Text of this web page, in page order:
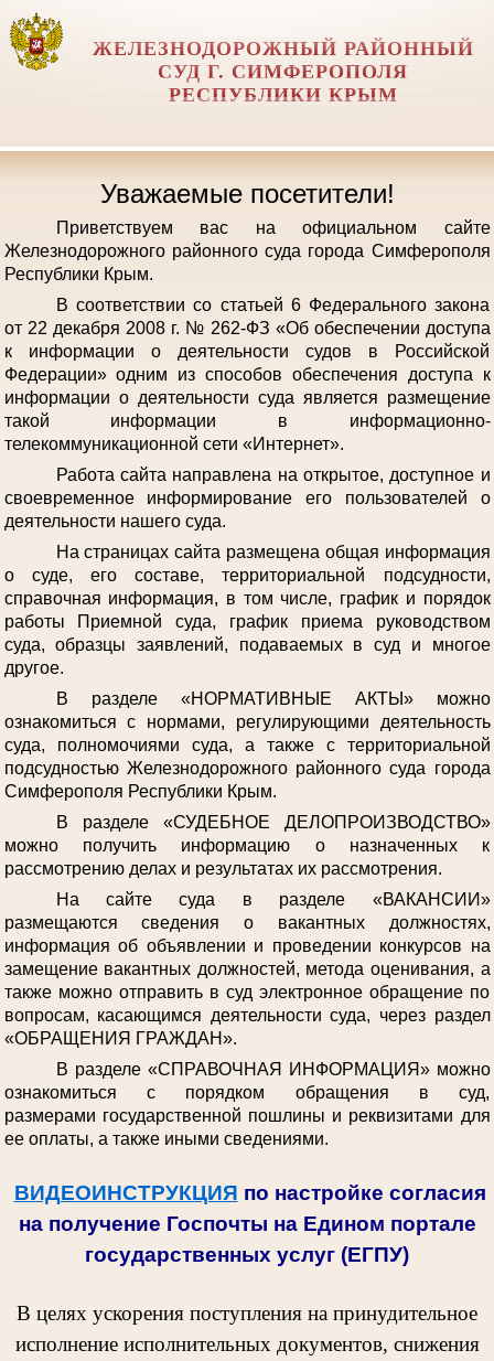
ЖЕЛЕЗНОДОРОЖНЫЙ РАЙОННЫЙ
СУД Г. СИМФЕРОПОЛЯ
РЕСПУБЛИКИ КРЫМ
Уважаемые посетители!
Приветствуем вас на официальном сайте
Железнодорожного районного суда города Симферополя
Республики Крым.
В соответствии со статьей 6 Федерального закона
от 22 декабря 2008 г. № 262-ФЗ «Об обеспечении доступа
к информации о деятельности судов в Российской
Федерации» одним из способов обеспечения доступа к
информации о деятельности суда является размещение
такой информации в информационно-
телекоммуникационной сети «Интернет».
Работа сайта направлена на открытое, доступное и
своевременное информирование его пользователей о
деятельности нашего суда.
На страницах сайта размещена общая информация
о суде, его составе, территориальной подсудности,
справочная информация, в том числе, график и порядок
работы Приемной суда, график приема руководством
суда, образцы заявлений, подаваемых в суд и многое
другое.
В разделе «НОРМАТИВНЫЕ АКТЫ» можно
ознакомиться с нормами, регулирующими деятельность
суда, полномочиями суда, а также с территориальной
подсудностью Железнодорожного районного суда города
Симферополя Республики Крым.
В разделе «СУДЕБНОЕ ДЕЛОПРОИЗВОДСТВО»
можно получить информацию о назначенных к
рассмотрению делах и результатах их рассмотрения.
На сайте суда в разделе «ВАКАНСИИ»
размещаются сведения о вакантных должностях,
информация об объявлении и проведении конкурсов на
замещение вакантных должностей, метода оценивания, а
также можно отправить в суд электронное обращение по
вопросам, касающимся деятельности суда, через раздел
«ОБРАЩЕНИЯ ГРАЖДАН».
В разделе «СПРАВОЧНАЯ ИНФОРМАЦИЯ» можно
ознакомиться с порядком обращения в суд,
размерами государственной пошлины и реквизитами для
ее оплаты, а также иными сведениями.
ВИДЕОИНСТРУКЦИЯ по настройке согласия
на получение Госпочты на Едином портале
государственных услуг (ЕГПУ)
В целях ускорения поступления на принудительное
исполнение исполнительных документов, снижения